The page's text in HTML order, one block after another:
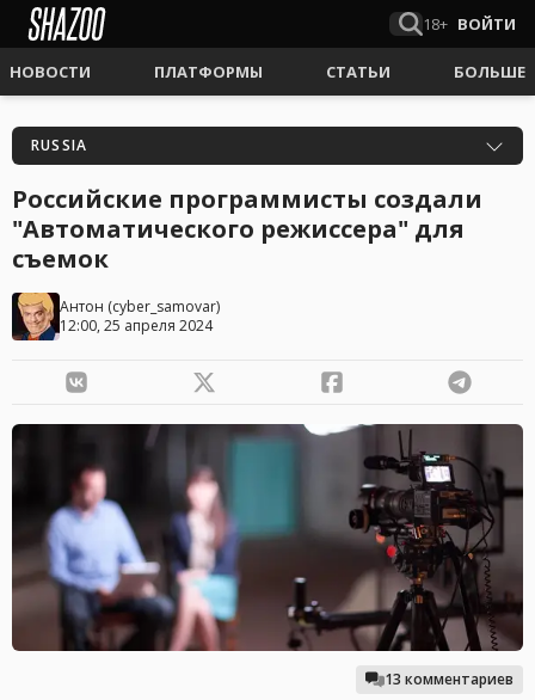
18+ ВОЙТИ
НОВОСТИ ПЛАТФОРМЫ СТАТЬИ БОЛЬШЕ
RUSSIA
Российские программисты создали
"Автоматического режиссера" для
съемок
Антон (cyber_samovar)
12:00, 25 апреля 2024
13 комментариев